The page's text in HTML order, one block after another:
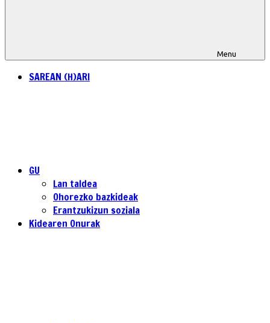
Menu
SAREAN (H)ARI
GU
Lan taldea
Ohorezko bazkideak
Erantzukizun soziala
Kidearen Onurak